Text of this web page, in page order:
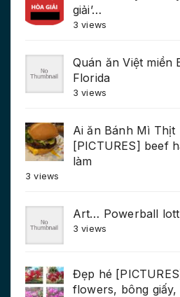
giải’…
3 views
Quán ăn Việt miền
Florida
3 views
Ai ăn Bánh Mì Thịt
[PICTURES] beef
làm
3 views
Art… Powerball
3 views
Đẹp hé
flowers, bông giấy,